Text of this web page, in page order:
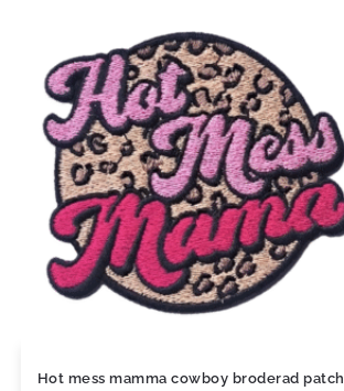
Hot mess mamma cowboy broderad patch